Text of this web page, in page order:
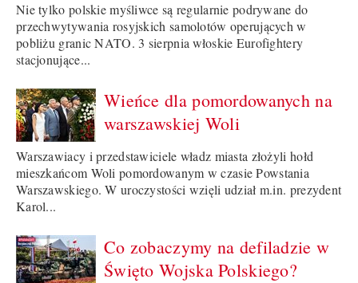
Nie tylko polskie myśliwce są regularnie podrywane do
przechwytywania rosyjskich samolotów operujących w
pobliżu granic NATO. 3 sierpnia włoskie Eurofightery
stacjonujące...
Wieńce dla pomordowanych na
warszawskiej Woli
Warszawiacy i przedstawiciele władz miasta złożyli hołd
mieszkańcom Woli pomordowanym w czasie Powstania
Warszawskiego. W uroczystości wzięli udział m.in. prezydent
Karol...
Co zobaczymy na defiladzie w
Święto Wojska Polskiego?